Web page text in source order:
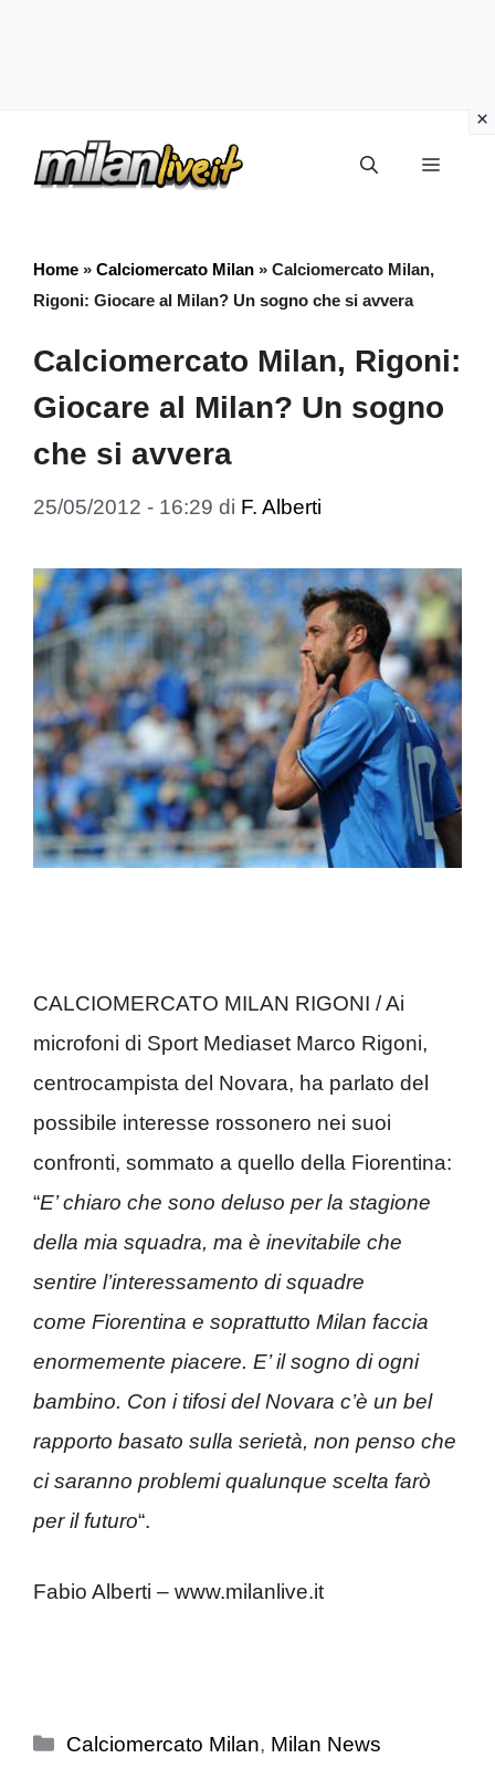
Menu
Home » Calciomercato Milan » Calciomercato Milan,
Rigoni: Giocare al Milan? Un sogno che si avvera
Calciomercato Milan, Rigoni:
Giocare al Milan? Un sogno
che si avvera
25/05/2012 - 16:29 di F. Alberti
CALCIOMERCATO MILAN RIGONI / Ai
microfoni di Sport Mediaset Marco Rigoni,
centrocampista del Novara, ha parlato del
possibile interesse rossonero nei suoi
confronti, sommato a quello della Fiorentina:
“E’ chiaro che sono deluso per la stagione
della mia squadra, ma è inevitabile che
sentire l’interessamento di squadre
come Fiorentina e soprattutto Milan faccia
enormemente piacere. E’ il sogno di ogni
bambino. Con i tifosi del Novara c’è un bel
rapporto basato sulla serietà, non penso che
ci saranno problemi qualunque scelta farò
per il futuro“.
Fabio Alberti – www.milanlive.it
Categorie
Calciomercato Milan, Milan News